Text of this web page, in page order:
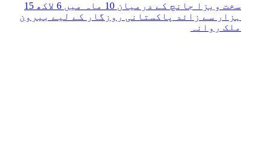
سخت ویزا جانچ کے درمیان 10 ماہ میں 6 لاکھ 15
ہزار سے زائد پاکستانی روزگار کے لیے بیرون
ملک روانہ